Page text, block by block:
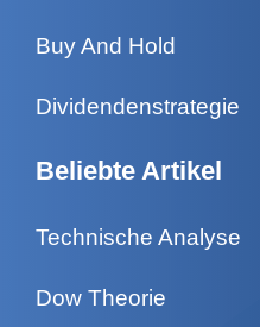
Buy And Hold
Dividendenstrategie
Beliebte Artikel
Technische Analyse
Dow Theorie